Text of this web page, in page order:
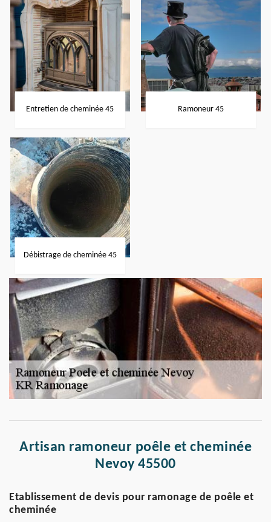
Entretien de cheminée 45 Ramoneur 45
Débistrage de cheminée 45
Artisan ramoneur poêle et cheminée
Nevoy 45500
Etablissement de devis pour ramonage de poêle et
cheminée